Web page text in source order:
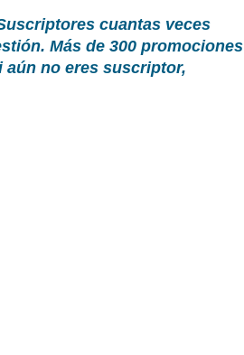
cuantas veces
Más de 300 promociones
aún no eres suscriptor,